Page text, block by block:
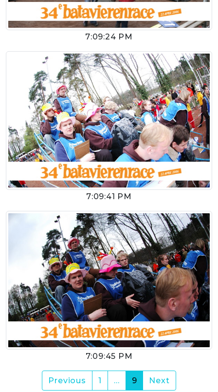
7:09:24 PM
7:09:41 PM
7:09:45 PM
Previous 1 … 9(current)
Next